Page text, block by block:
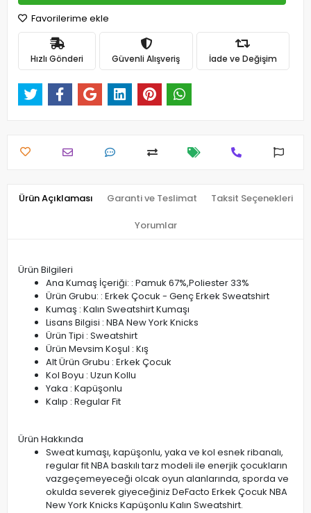
Favorilerime ekle
Hızlı Gönderi Güvenli Alışveriş İade ve Değişim
Ürün Açıklaması Garanti ve Teslimat Taksit Seçenekleri
Yorumlar
Ürün Bilgileri
Ana Kumaş İçeriği: : Pamuk 67%,Poliester 33%
Ürün Grubu: : Erkek Çocuk - Genç Erkek Sweatshirt
Kumaş : Kalın Sweatshirt Kumaşı
Lisans Bilgisi : NBA New York Knicks
Ürün Tipi : Sweatshirt
Ürün Mevsim Koşul : Kış
Alt Ürün Grubu : Erkek Çocuk
Kol Boyu : Uzun Kollu
Yaka : Kapüşonlu
Kalıp : Regular Fit
Ürün Hakkında
Sweat kumaşı, kapüşonlu, yaka ve kol esnek ribanalı,
regular fit NBA baskılı tarz modeli ile enerjik çocukların
vazgeçemeyeceği olcak oyun alanlarında, sporda ve
okulda severek giyeceğiniz DeFacto Erkek Çocuk NBA
New York Knicks Kapüşonlu Kalın Sweatshirt.